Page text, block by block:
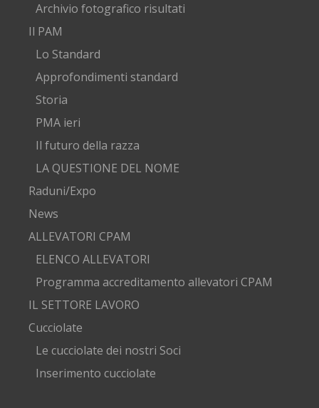
Archivio fotografico risultati
Il PAM
Lo Standard
Approfondimenti standard
Storia
PMA ieri
Il futuro della razza
LA QUESTIONE DEL NOME
Raduni/Expo
News
ALLEVATORI CPAM
ELENCO ALLEVATORI
Programma accreditamento allevatori CPAM
IL SETTORE LAVORO
Cucciolate
Le cucciolate dei nostri Soci
Inserimento cucciolate